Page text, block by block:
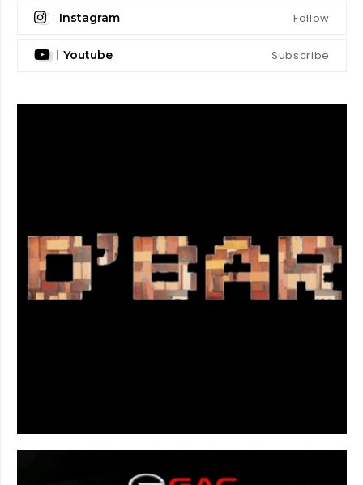
Instagram Follow
Youtube Subscribe